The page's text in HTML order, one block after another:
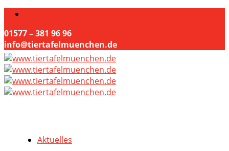
01577 – 381 96 96
info@tiertafelmuenchen.de
Aktuelles